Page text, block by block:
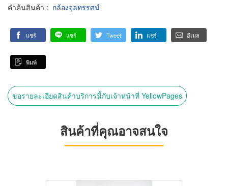
คำค้นสินค้า : กล้องจุลทรรศน์
แชร์ แชร์ Tweet แชร์ อีเมล
พิมพ์
ขอรายละเอียดสินค้าบริการนี้กับเจ้าหน้าที่ YellowPages
สินค้าที่คุณอาจสนใจ